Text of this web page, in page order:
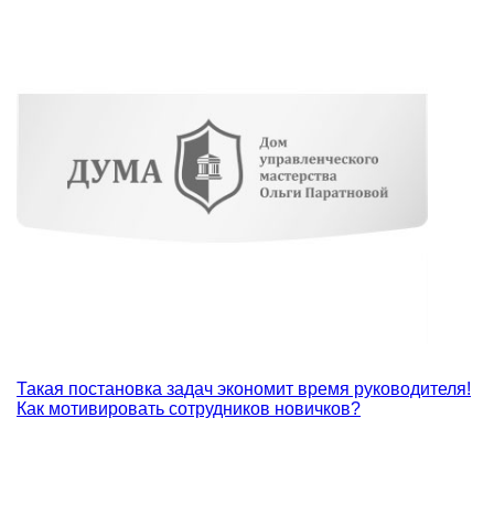
Такая постановка задач экономит время руководителя!
Как мотивировать сотрудников новичков?